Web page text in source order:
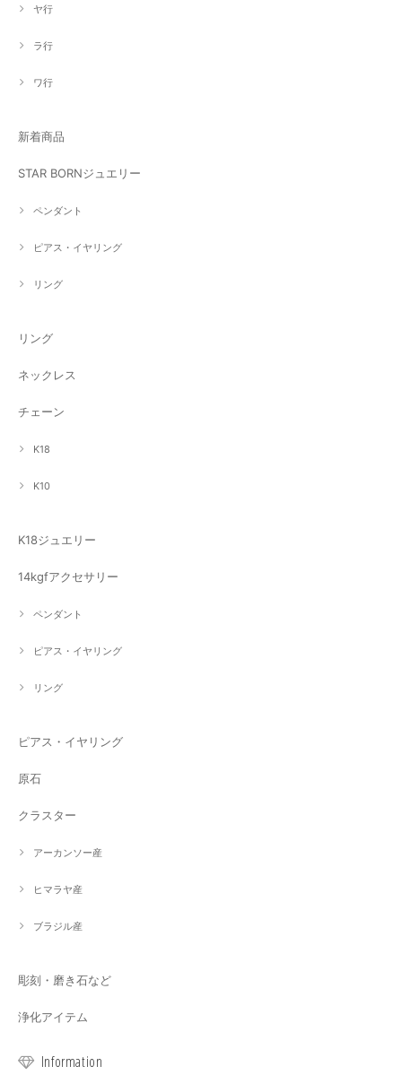
ヤ行
ラ行
ワ行
新着商品
STAR BORNジュエリー
ペンダント
ピアス・イヤリング
リング
リング
ネックレス
チェーン
K18
K10
K18ジュエリー
14kgfアクセサリー
ペンダント
ピアス・イヤリング
リング
ピアス・イヤリング
原石
クラスター
アーカンソー産
ヒマラヤ産
ブラジル産
彫刻・磨き石など
浄化アイテム
Information